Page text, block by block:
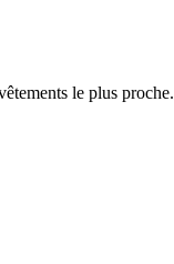
le plus proche.